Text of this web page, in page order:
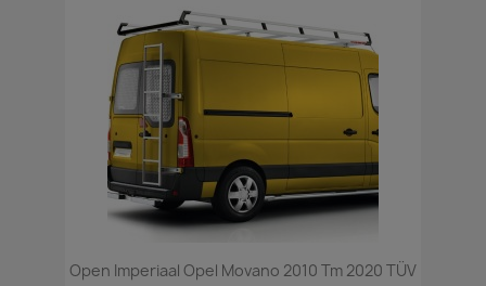
Open Imperiaal Opel Movano 2010 Tm 2020 TÜV